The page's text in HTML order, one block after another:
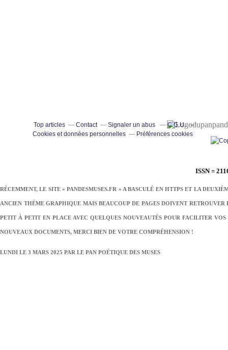
ISSN =
RÉCEMMENT, LE SITE « PANDESMUSES.FR » A BASCULÉ EN HTTPS ET LA
ANCIEN THÈME GRAPHIQUE MAIS BEAUCOUP DE PAGES DOIVENT
PETIT À PETIT EN PLACE AVEC QUELQUES NOUVEAUTÉS POUR FACILITER
NOUVEAUX DOCUMENTS, MERCI BIEN DE VOTRE COMPRÉHENSION !
LUNDI LE 3 MARS 2025 PAR LE PAN POÉTIQUE DES MUSES
Top articles Contact Signaler un abus
C.G.U.
Cookies et données personnelles
Préférences cookies